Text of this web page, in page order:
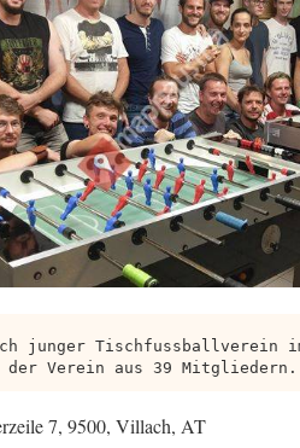
junger Tischfussballverein
Verein aus 39 Mitgliedern.
7, 9500, Villach, AT